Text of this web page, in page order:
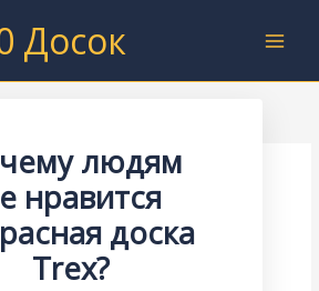
Досок
людям
нравится
доска
Trex?